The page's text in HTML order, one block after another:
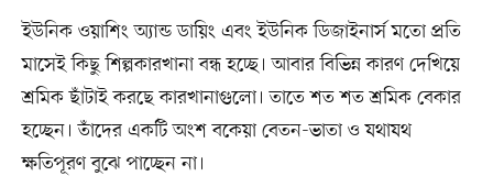
ইউনিক ওয়াশিং অ্যান্ড ডায়িং এবং ইউনিক ডিজাইনার্স মতো প্রতি
মাসেই কিছু শিল্পকারখানা বন্ধ হচ্ছে। আবার বিভিন্ন কারণ দেখিয়ে
শ্রমিক ছাঁটাই করছে কারখানাগুলো। তাতে শত শত শ্রমিক বেকার
হচ্ছেন। তাঁদের একটি অংশ বকেয়া বেতন-ভাতা ও যথাযথ
ক্ষতিপূরণ বুঝে পাচ্ছেন না।